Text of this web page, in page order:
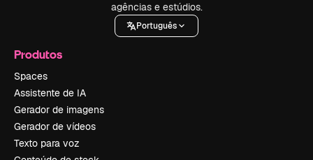
agências e estúdios.
Português
Produtos
Spaces
Assistente de IA
Gerador de imagens
Gerador de vídeos
Texto para voz